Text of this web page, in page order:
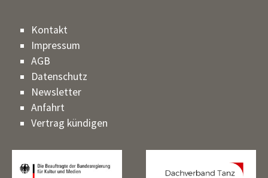
Kontakt
Impressum
AGB
Datenschutz
Newsletter
Anfahrt
Vertrag kündigen